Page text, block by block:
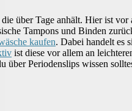
über Tage anhält. Hier ist vor
Tampons und Binden
kaufen. Dabei handelt es
ist diese vor allem an
über Periodenslips wissen